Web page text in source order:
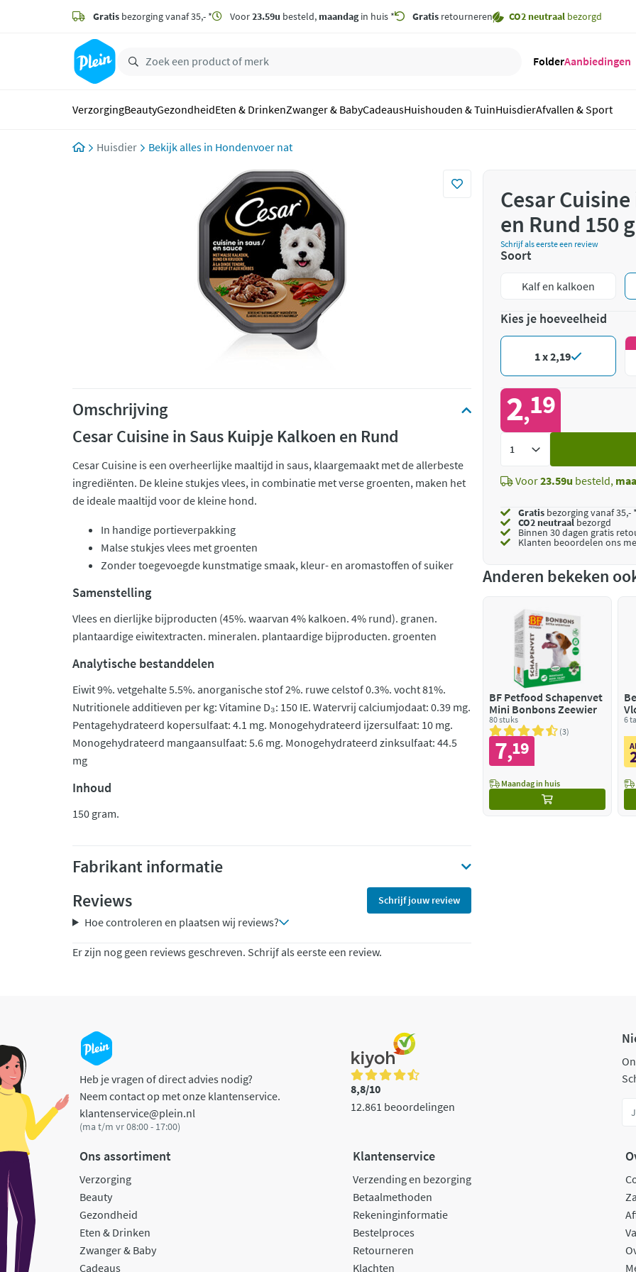
zoeken
hoofdinhoud
Gratis bezorging vanaf 35,- * Voor23.59u besteld, maandagin huis * Gratis retourneren CO2 neutraal bezorgd
FolderAanbiedingen
VerzorgingBeautyGezondheidEten & DrinkenZwanger & BabyCadeausHuishouden & TuinHuisdierAfvallen & Sport
Huisdier Hondenvoer nat
Omschrijving
Cesar Cuisine in Saus Kuipje Kalkoen en Rund
Cesar Cuisine is een overheerlijke maaltijd in saus, klaargemaakt met de allerbeste
ingrediënten. De kleine stukjes vlees, in combinatie met verse groenten, maken het
de ideale maaltijd voor de kleine hond.
In handige portieverpakking
Malse stukjes vlees met groenten
Zonder toegevoegde kunstmatige smaak, kleur- en aromastoffen of suiker
Samenstelling
Vlees en dierlijke bijproducten (45%. waarvan 4% kalkoen. 4% rund). granen.
plantaardige eiwitextracten. mineralen. plantaardige bijproducten. groenten
Analytische bestanddelen
Eiwit 9%. vetgehalte 5.5%. anorganische stof 2%. ruwe celstof 0.3%. vocht 81%.
Nutritionele additieven per kg: Vitamine D₃: 150 IE. Watervrij calciumjodaat: 0.39 mg.
Pentagehydrateerd kopersulfaat: 4.1 mg. Monogehydrateerd ijzersulfaat: 10 mg.
Monogehydrateerd mangaansulfaat: 5.6 mg. Monogehydrateerd zinksulfaat: 44.5
mg
Inhoud
150 gram.
Fabrikant informatie
Reviews
Schrijf jouw review
Hoe controleren en plaatsen wij reviews?
Er zijn nog geen reviews geschreven. Schrijf als eerste een review.
Cesar
en Rund 150
Schrijf als eerste een review
Soort
Kalf en kalkoen
Kies je hoeveelheid
1 x 2,19
2,19
Voor23.59u besteld,
Gratis bezorging vanaf 35,- *
CO2 neutraalbezorgd
Binnen 30 dagen gratis
Klanten beoordelen ons
Anderen bekeken
BF Petfood Schapenvet
Mini Bonbons Zeewier
80 stuks
3
7,19
Maandag in huis
11
6
Heb je vragen of direct advies nodig?
Neem contact op met onze klantenservice.
klantenservice@plein.nl
(ma t/m vr 08:00 - 17:00)
8,8/10
12.861 beoordelingen
Ons assortiment
Verzorging
Beauty
Gezondheid
Eten & Drinken
Zwanger & Baby
Cadeaus
Klantenservice
Verzending en bezorging
Betaalmethoden
Rekeninginformatie
Bestelproces
Retourneren
Klachten